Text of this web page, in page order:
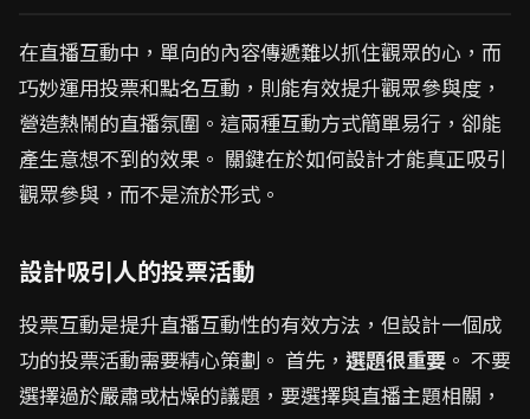
在直播互動中，單向的內容傳遞難以抓住觀眾的心，而
巧妙運用投票和點名互動，則能有效提升觀眾參與度，
營造熱鬧的直播氛圍。這兩種互動方式簡單易行，卻能
產生意想不到的效果。 關鍵在於如何設計才能真正吸引
觀眾參與，而不是流於形式。
設計吸引人的投票活動
投票互動是提升直播互動性的有效方法，但設計一個成
功的投票活動需要精心策劃。 首先， 選題很重要 。 不要
選擇過於嚴肅或枯燥的議題，要選擇與直播主題相關，